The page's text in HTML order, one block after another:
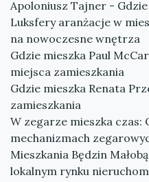
Apoloniusz Tajner - Gdzie
Luksfery aranżacje w
na nowoczesne wnętrza
Gdzie mieszka Paul
miejsca zamieszkania
Gdzie mieszka Renata
zamieszkania
W zegarze mieszka
mechanizmach
Mieszkania Będzin
lokalnym rynku